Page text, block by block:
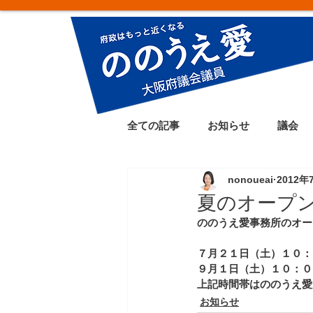
全ての記事 お知らせ 議会
夏のオープ
nonoueai 2012年
ののうえ愛事務所のオ
７月２１日（土）１０
９月１日（土）１０：
上記時間帯はののうえ
お知らせ